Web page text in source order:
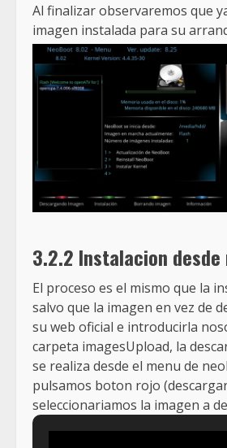
Al finalizar observaremos que
imagen instalada para su
3.2.2 Instalacion desde
El proceso es el mismo que la
salvo que la imagen en vez de
su web oficial e introducirla
carpeta imagesUpload, la
se realiza desde el menu de
pulsamos boton rojo
seleccionariamos la imagen a